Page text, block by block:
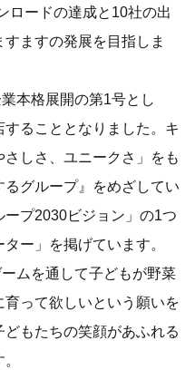
ロードの達成と10社の出
ますの発展を目指しま
本格展開の第1号とし
ることとなりました。キ
しさ、ユニークさ」をも
グループ』をめざしてい
プ2030ビジョン」の1つ
ー」を掲げています。
ムを通して子どもが野菜
って欲しいという願いを
もたちの笑顔があふれる